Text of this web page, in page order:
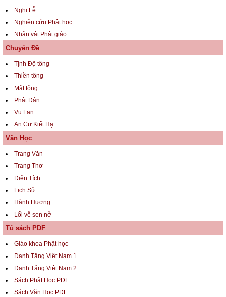
Nghi Lễ
Nghiên cứu Phật học
Nhân vật Phật giáo
Chuyên Đề
Tịnh Độ tông
Thiền tông
Mật tông
Phật Đản
Vu Lan
An Cư Kiết Hạ
Văn Học
Trang Văn
Trang Thơ
Điển Tích
Lịch Sử
Hành Hương
Lối về sen nở
Tủ sách PDF
Giáo khoa Phật học
Danh Tăng Việt Nam 1
Danh Tăng Việt Nam 2
Sách Phật Học PDF
Sách Văn Học PDF